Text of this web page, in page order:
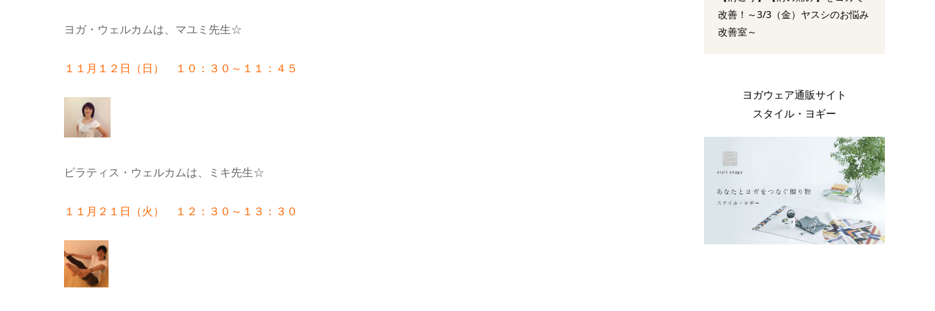
ヨガ・ウェルカムは、マユミ先生☆
１１月１２日（日） １０：３０～１１：４５
ピラティス・ウェルカムは、ミキ先生☆
１１月２１日（火） １２：３０～１３：３０
改善！～3/3（金）ヤスシのお悩み
改善室～
ヨガウェア通販サイト
スタイル・ヨギー